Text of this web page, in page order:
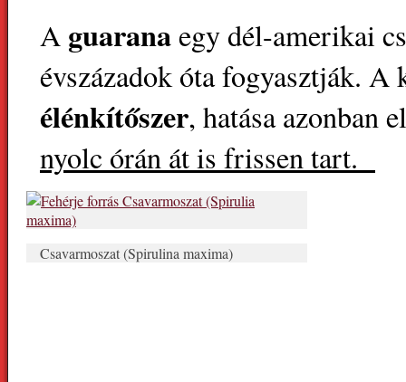
A guaranaegy dél-amerikai
évszázadok óta fogyasztják.
élénkítőszer, hatása azonban
nyolc órán át is frissen tart.
Csavarmoszat (Spirulina maxima)